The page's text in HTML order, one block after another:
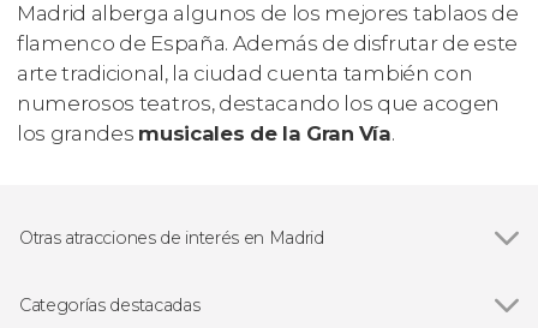
Madrid alberga algunos de los mejores tablaos de
flamenco de España. Además de disfrutar de este
arte tradicional, la ciudad cuenta también con
numerosos teatros, destacando los que acogen
los grandes musicales de la Gran Vía.
Otras atracciones de interés en Madrid
Museo Nacional del Prado
Categorías destacadas